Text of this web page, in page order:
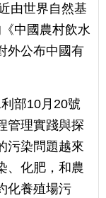
由世界自然基
中國農村飲水
外公布中國有
部10月20號
管理實踐與探
污染問題越來
、化肥，和農
化養殖場污